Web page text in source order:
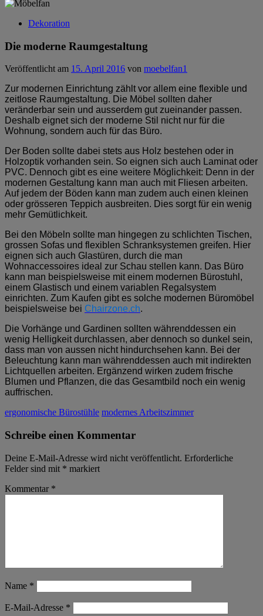
Dekoration
Die moderne Raumgestaltung
Veröffentlicht am 15. April 2016 von moebelfan1
Zur modernen Einrichtung zählt vor allem eine flexible und
zeitlose Raumgestaltung. Die Möbel sollten daher
veränderbar sein und ausserdem gut zueinander passen.
Deshalb eignet sich der moderne Stil nicht nur für die
Wohnung, sondern auch für das Büro.
Der Boden sollte dabei stets aus Holz bestehen oder in
Holzoptik vorhanden sein. So eignen sich auch Laminat oder
PVC. Dennoch gibt es eine weitere Möglichkeit: Denn in der
modernen Gestaltung kann man auch mit Fliesen arbeiten.
Auf jedem der Böden kann man zudem auch einen kleinen
oder grösseren Teppich ausbreiten. Dies sorgt für ein wenig
mehr Gemütlichkeit.
Bei den Möbeln sollte man hingegen zu schlichten Tischen,
grossen Sofas und flexiblen Schranksystemen greifen. Hier
eignen sich auch Glastüren, durch die man
Wohnaccessoires ideal zur Schau stellen kann. Das Büro
kann man beispielsweise mit einem modernen Bürostuhl,
einem Glastisch und einem variablen Regalsystem
einrichten. Zum Kaufen gibt es solche modernen Büromöbel
beispielsweise bei Chairzone.ch.
Die Vorhänge und Gardinen sollten währenddessen ein
wenig Helligkeit durchlassen, aber dennoch so dunkel sein,
dass man von aussen nicht hindurchsehen kann. Bei der
Beleuchtung kann man währenddessen auch mit indirekten
Lichtquellen arbeiten. Ergänzend wirken zudem frische
Blumen und Pflanzen, die das Gesamtbild noch ein wenig
auffrischen.
ergonomische Bürostühle modernes Arbeitszimmer
Schreibe einen Kommentar
Deine E-Mail-Adresse wird nicht veröffentlicht. Erforderliche
Felder sind mit * markiert
Kommentar *
Name *
E-Mail-Adresse *